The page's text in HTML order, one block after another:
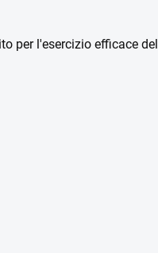
per l'esercizio efficace